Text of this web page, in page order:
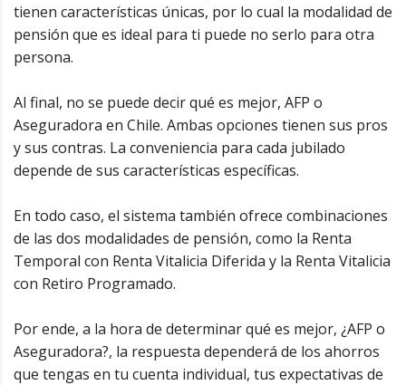
tienen características únicas, por lo cual la modalidad de
pensión que es ideal para ti puede no serlo para otra
persona.
Al final, no se puede decir qué es mejor, AFP o
Aseguradora en Chile. Ambas opciones tienen sus pros
y sus contras. La conveniencia para cada jubilado
depende de sus características específicas.
En todo caso, el sistema también ofrece combinaciones
de las dos modalidades de pensión, como la Renta
Temporal con Renta Vitalicia Diferida y la Renta Vitalicia
con Retiro Programado.
Por ende, a la hora de determinar qué es mejor, ¿AFP o
Aseguradora?, la respuesta dependerá de los ahorros
que tengas en tu cuenta individual, tus expectativas de